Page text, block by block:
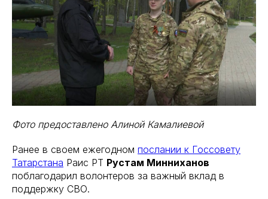
Фото предоставлено Алиной Камалиевой
Ранее в своем ежегодном послании к Госсовету
Татарстана Раис РТ Рустам Минниханов
поблагодарил волонтеров за важный вклад в
поддержку СВО.